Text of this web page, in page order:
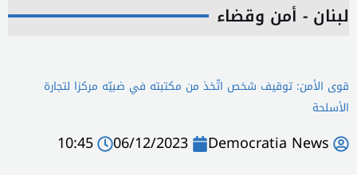
لبنان - أمن وقضاء
قوى الأمن: توقيف شخص اتّخذ من مكتبته في ضبيّه مركزا لتجارة
الأسلحة
Democratia News
06/12/2023
10:45